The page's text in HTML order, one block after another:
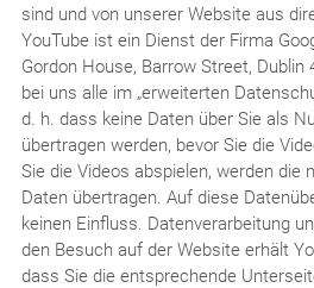
sind und von unserer Website aus
YouTube ist ein Dienst der Firma
Gordon House, Barrow Street, Dublin
bei uns alle im „erweiterten
d. h. dass keine Daten über Sie als
übertragen werden, bevor Sie die
Sie die Videos abspielen, werden die
Daten übertragen. Auf diese
keinen Einfluss. Datenverarbeitung
den Besuch auf der Website erhält
dass Sie die entsprechende